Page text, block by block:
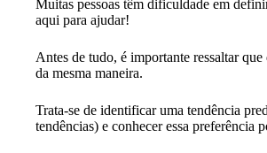
Muitas pessoas têm dificuldade em
aqui para ajudar!
Antes de tudo, é importante ressaltar
da mesma maneira.
Trata-se de identificar uma tendência
tendências) e conhecer essa preferência